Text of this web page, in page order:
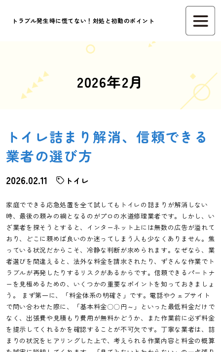
トラブル発生時に慌てない！対処と初動のポイント
2026年2月
トイレ詰まり解消、信頼できる
業者の選び方
2026.02.11 トイレ
家庭でできる応急処置を全て試してもトイレの詰まりが解消しない
時、最後の頼みの綱となるのがプロの水道修理業者です。しかし、い
ざ業者を探そうとすると、インターネット上には無数の広告が溢れて
おり、どこに頼めば良いのか迷ってしまう人も少なくありません。焦
っている状況だからこそ、冷静な判断が求められます。なぜなら、業
者選びを間違えると、法外な料金を請求されたり、ずさんな作業でト
ラブルが再発したりするリスクがあるからです。信頼できるパートナ
ーを見極めるための、いくつかの重要なポイントを知っておきましょ
う。 まず第一に、「料金体系の明確さ」です。電話やウェブサイト
で問い合わせた際に、「基本料金〇〇円～」といった最低料金だけで
なく、出張費や見積もり費用が無料かどうか、また作業前に必ず料金
を提示してくれるかを確認することが不可欠です。丁寧な業者は、詰
まりの状況をヒアリングした上で、考えられる作業内容と料金の概算